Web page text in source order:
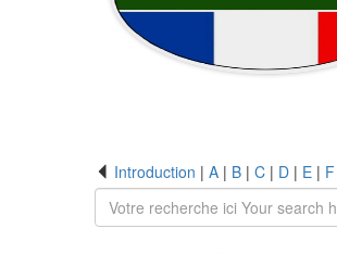
Introduction | A | B | C | D | E | F